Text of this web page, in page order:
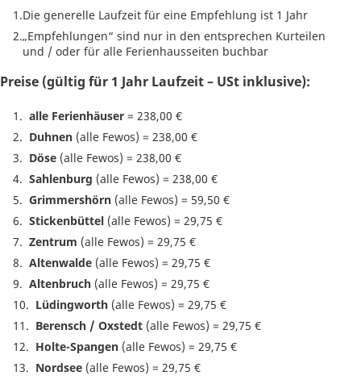
Die generelle Laufzeit für eine Empfehlung ist 1 Jahr
„Empfehlungen“ sind nur in den entsprechen Kurteilen
und / oder für alle Ferienhausseiten buchbar
Preise (gültig für 1 Jahr Laufzeit – USt inklusive):
alle Ferienhäuser = 238,00 €
Duhnen (alle Fewos) = 238,00 €
Döse (alle Fewos) = 238,00 €
Sahlenburg (alle Fewos) = 238,00 €
Grimmershörn (alle Fewos) = 59,50 €
Stickenbüttel (alle Fewos) = 29,75 €
Zentrum (alle Fewos) = 29,75 €
Altenwalde (alle Fewos) = 29,75 €
Altenbruch (alle Fewos) = 29,75 €
Lüdingworth (alle Fewos) = 29,75 €
Berensch / Oxstedt (alle Fewos) = 29,75 €
Holte-Spangen (alle Fewos) = 29,75 €
Nordsee (alle Fewos) = 29,75 €